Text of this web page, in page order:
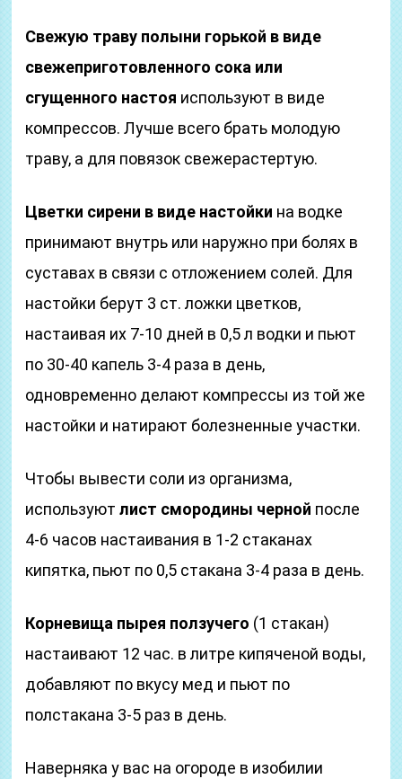
Свежую траву полыни горькой в виде
свежеприготовленного сока или
сгущенного настоя используют в виде
компрессов. Лучше всего брать молодую
траву, а для повязок свежерастертую.
Цветки сирени в виде настойки на водке
принимают внутрь или наружно при болях в
суставах в связи с отложением солей. Для
настойки берут 3 ст. ложки цветков,
настаивая их 7-10 дней в 0,5 л водки и пьют
по 30-40 капель 3-4 раза в день,
одновременно делают компрессы из той же
настойки и натирают болезненные участки.
Чтобы вывести соли из организма,
используютлист смородины черной после
4-6 часов настаивания в 1-2 стаканах
кипятка, пьют по 0,5 стакана 3-4 раза в день.
Корневища пырея ползучего (1 стакан)
настаивают 12 час. в литре кипяченой воды,
добавляют по вкусу мед и пьют по
полстакана 3-5 раз в день.
Наверняка у вас на огороде в изобилии